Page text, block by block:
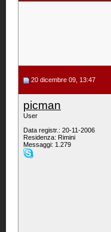
20 dicembre 09, 13:47
picman
User
Data registr.: 20-11-2006
Residenza: Rimini
Messaggi: 1.279